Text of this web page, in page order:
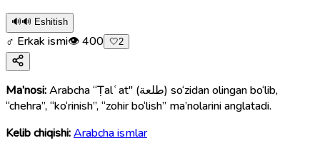
🔊🔊 Eshitish
♂ Erkak ismi👁400 🤍2
Ma’nosi:Arabcha “Ṭalʿat" (طلعة) so‘zidan olingan bo‘lib,
“chehra”, “ko‘rinish”, “zohir bo‘lish” ma’nolarini anglatadi.
Kelib chiqishi:Arabcha ismlar